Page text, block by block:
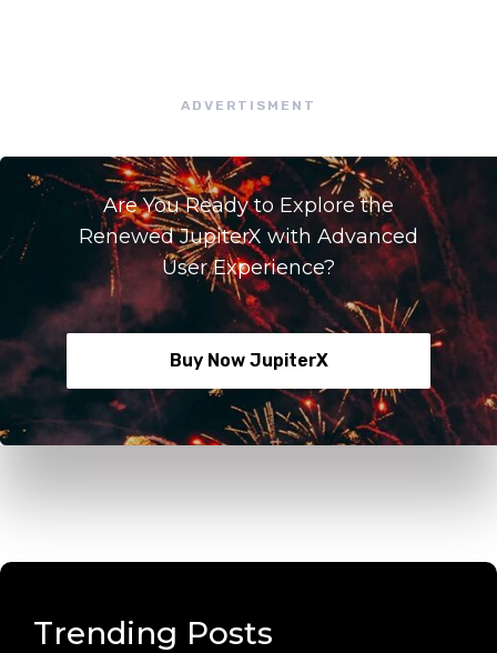
ADVERTISMENT
Are You Ready to Explore the
Renewed JupiterX with Advanced
User Experience?
Buy Now JupiterX
Trending Posts